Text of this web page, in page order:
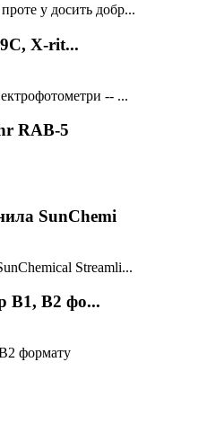
у досить добр...
X-rit...
-- ...
RAB-5
SunChemi
Streamli...
B1, B2 фо...
формату